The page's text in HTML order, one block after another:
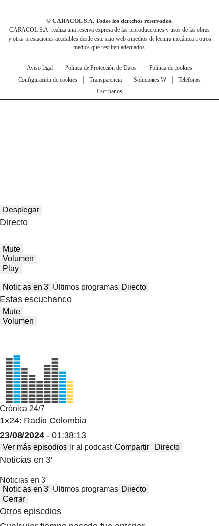
© CARACOL S.A. Todos los derechos reservados.
CARACOL S.A. realiza una reserva expresa de las reproducciones y usos de las obras
y otras prestaciones accesibles desde este sitio web a medios de lectura mecánica u otros
medios que resulten adecuados.
Aviso legal Política de Protección de Datos
Política de cookies
Configuración de cookies
Transparencia Soluciones W
Teléfonos
Escríbanos
Desplegar
Directo
Mute
Volumen
Play
Noticias en 3′ Últimos programas Directo
Estas escuchando
Mute
Volumen
Crónica 24/7
1x24: Radio Colombia
23/08/2024 - 01:38:13
Ver más episodios Ir al podcast Compartir Directo
Noticias en 3′
Noticias en 3′
Noticias en 3′ Últimos programas Directo
Cerrar
Otros episodios